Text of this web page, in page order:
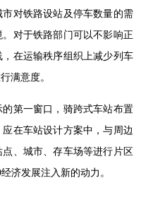
对铁路设站及停车数量的需
对于铁路部门可以不影响正
在运输秩序组织上减少列车
满意度。
第一窗口，骑跨式车站布置
在车站设计方案中，与周边
、城市、存车场等进行片区
济发展注入新的动力。